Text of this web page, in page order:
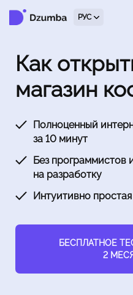
РУС
Как
магазин
Полноценный
за 10 минут
Без программистов
на разработку
Интуитивно
БЕСПЛАТНОЕ
2